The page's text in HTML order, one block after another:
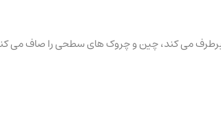
پوست را برطرف می کند، چین و چروک های سطحی را